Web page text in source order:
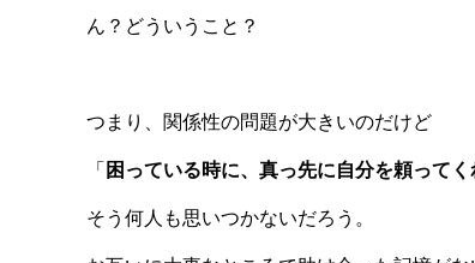
ん？どういうこと？
つまり、関係性の問題が大きいのだけど
「 困っている時に、真っ先に自分を頼ってく
そう何人も思いつかないだろう。